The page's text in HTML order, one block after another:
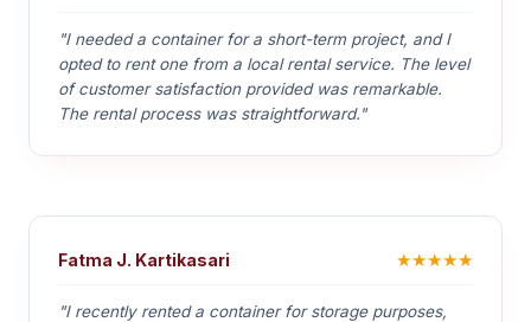
"I needed a container for a short-term project, and I
opted to rent one from a local rental service. The level
of customer satisfaction provided was remarkable.
The rental process was straightforward."
Fatma J. Kartikasari ★★★★★
"I recently rented a container for storage purposes,